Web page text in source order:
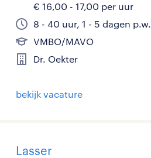
€ 16,00 - 17,00 per uur
8 - 40 uur, 1 - 5 dagen p.w.
VMBO/MAVO
Dr. Oekter
bekijk vacature
Lasser